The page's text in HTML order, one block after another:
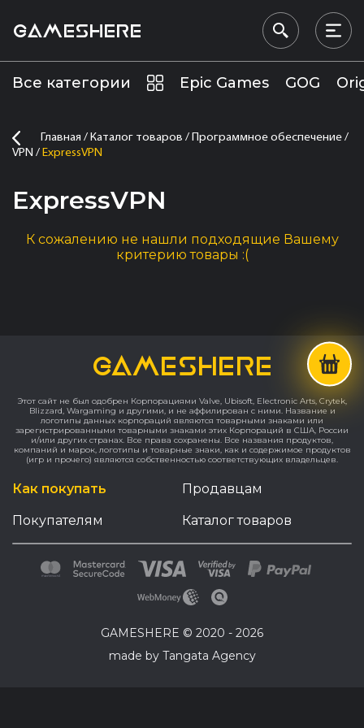
GAMESHERE
Epic Games GOG
Все категории
ExpressVPN
Главная Каталог товаров
Программное обеспечение
VPN
ExpressVPN
К сожалению не нашли подходящие Вашему
критерию товары :(
GAMESHERE
Этот сайт не был одобрен Корпорациями Valve, Ubisoft, Electronic Arts, Crytek,
Blizzard, Wargaming и другими, и не аффилирован с ними. Название и
логотипы данных корпораций являются товарными знаками или
зарегистрированными товарными знаками этих Корпораций в США, России
и/или других странах. Все права сохранены. Все названия продуктов,
компаний и марок, логотипы и товарные знаки, как и содержимое продуктов
(игр и прочего) являются собственностью соответствующих владельцев.
Как покупать Продавцам
Покупателям Каталог товаров
GAMESHERE © 2020 - 2026
made by Tangata Agency